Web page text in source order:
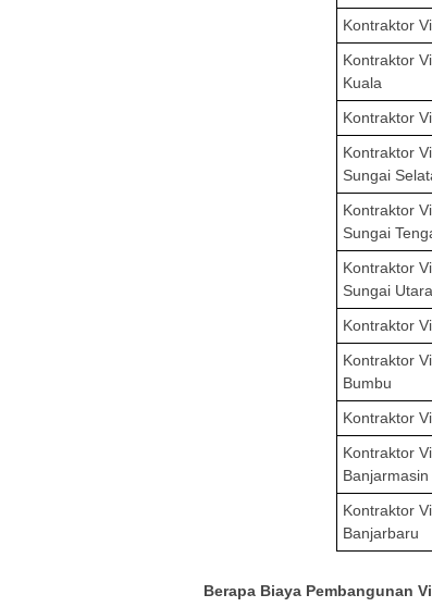
Kontraktor
Kontraktor
Kuala
Kontraktor
Kontraktor
Sungai
Kontraktor
Sungai
Kontraktor
Sungai Utara
Kontraktor
Kontraktor
Bumbu
Kontraktor
Kontraktor
Banjarmasin
Kontraktor
Banjarbaru
Berapa Biaya Pembangunan